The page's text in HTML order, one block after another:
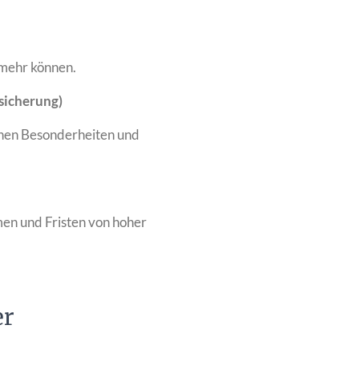
können.
Besonderheiten und
und Fristen von hoher